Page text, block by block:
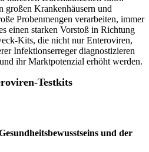
großen Krankenhäusern und
Probenmengen verarbeiten, immer
einen starken Vorstoß in Richtung
Kits, die nicht nur Enteroviren,
Infektionserreger diagnostizieren
ihr Marktpotenzial erhöht werden.
Testkits
und der